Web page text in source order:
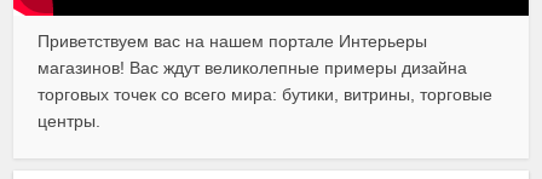
Приветствуем вас на нашем портале Интерьеры
магазинов! Вас ждут великолепные примеры дизайна
торговых точек со всего мира: бутики, витрины, торговые
центры.